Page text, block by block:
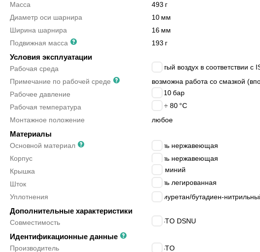
Масса
493 г
Диаметр оси шарнира
10 мм
Ширина шарнира
16 мм
Подвижная масса
193 г
Условия эксплуатации
Рабочая среда
сжатый воздух в соответствии
Примечание по рабочей среде
возможна работа со смазкой
Рабочее давление
1 ÷ 10бар
Рабочая температура
-20 ÷ 80 °C
Монтажное положение
любое
Материалы
Основной материал
сталь нержавеющая
Корпус
сталь нержавеющая
Крышка
алюминий
Шток
сталь легированная
Уплотнения
полиуретан/бутадиен-
Дополнительные характеристики
Совместимость FESTO DSNU
Идентификационные данные
Производитель
FESTO